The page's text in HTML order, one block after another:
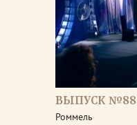
ВЫПУСК №88
Роммель